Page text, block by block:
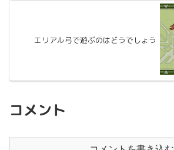
エリアル弓で遊ぶのはどうでしょう
コメント